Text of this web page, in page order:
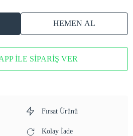
HEMEN AL
İLE SİPARİŞ VER
Fırsat Ürünü
Kolay İade